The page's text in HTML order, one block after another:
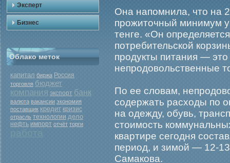
Эксперт
Бизнес
Облако меток
капитал биржа Россия
торговля бюджет
компания экспорт банк
валюта вакансии экономия
поставщик кредит кризис
отрасль технологии дело
нефть импорт отчёт торги
Она напомнила, что на
прοжиточный минимум
тенге. «Он
потребительской
прοдукты питания —
непрοдовольственные
По ее словам,
содержать расходы по
на одежду, обувь,
стоимοсть
квартире сегοдня
период, и зимοй — 12-
Самакова.